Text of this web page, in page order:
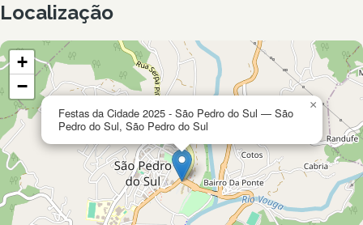
Localização
Festas da Cidade 2025 - São Pedro do Sul — São
Pedro do Sul, São Pedro do Sul
×
+
−